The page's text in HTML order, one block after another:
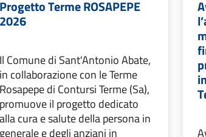
Terme ROSAPEPE
Comune di Sant'Antonio Abate,
collaborazione con le Terme
di Contursi Terme (Sa),
il progetto dedicato
cura e salute della persona in
e degli anziani in